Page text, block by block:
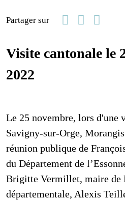
Partager sur
FacebookLinkedin
Email
Visite cantonale le
2022
Le 25 novembre, lors d'une
Savigny-sur-Orge,
réunion publique de
du Département de
Brigitte Vermillet, maire de
départementale, Alexis